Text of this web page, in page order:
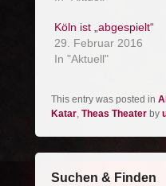
Köln ist „abgespielt“
29. Februar 2016
In "Aktuell"
This entry was posted in
Katar, Theas Theater by
Suchen & Finden